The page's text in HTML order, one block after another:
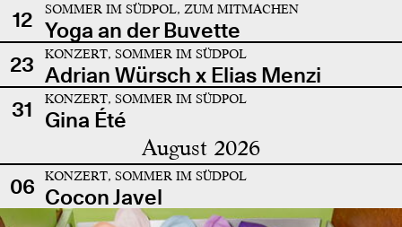
12 SOMMER IM SÜDPOL, ZUM MITMACHEN
Yoga an der Buvette
23
KONZERT, SOMMER IM SÜDPOL
Adrian Würsch x Elias Menzi
31
KONZERT, SOMMER IM SÜDPOL
Gina Été
August 2026
06 KONZERT, SOMMER IM SÜDPOL
Cocon Javel